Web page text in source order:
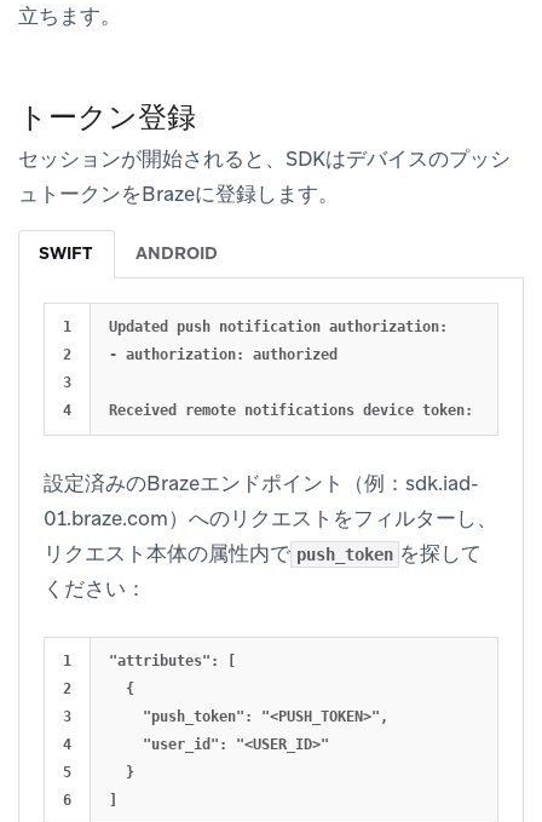
立ちます。
トークン登録
セッションが開始されると、SDKはデバイスのプッシ
ュトークンをBrazeに登録します。
SWIFT ANDROID
1
2
3
Updated push notification authorization:
- authorization: authorized
設定済みのBrazeエンドポイント（例：sdk.iad-
01.braze.com）へのリクエストをフィルターし、
リクエスト本体の属性内で push_token を探して
ください：
1
2
3
4
5
"attributes": [
  {
    "push_token": "<PUSH_TOKEN>",
    "user_id": "<USER_ID>"
  }